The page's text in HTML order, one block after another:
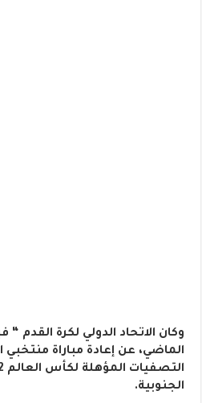
وكان الاتحاد الدولي لكرة القدم
الماضي، عن إعادة مباراة منتخبي
الجنوبية.